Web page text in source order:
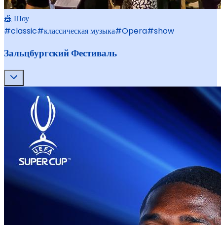
🎪 Шоу
#classic#классическая музыка#Opera#show
Зальцбургский Фестиваль